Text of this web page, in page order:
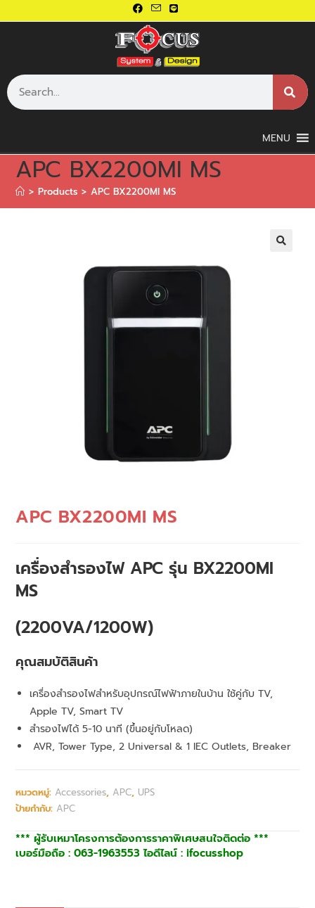
MENU
APC BX2200MI MS
> Products > APC BX2200MI MS
APC BX2200MI MS
เครื่องสำรองไฟ APC รุ่น BX2200MI
MS
(2200VA/1200W)
คุณสมบัติสินค้า
เครื่องสำรองไฟสำหรับอุปกรณ์ไฟฟ้าภายในบ้าน ใช้คู่กับ TV,
Apple TV, Smart TV
สำรองไฟได้ 5-10 นาที (ขึ้นอยู่กับโหลด)
AVR, Tower Type, 2 Universal & 1 IEC Outlets, Breaker
หมวดหมู่: Accessories, APC, UPS
ป้ายกำกับ: APC
*** ผู้รับเหมาโครงการต้องการราคาพิเศษสนใจติดต่อ ***
เบอร์มือถือ : 063-1963553 ไอดีไลน์ : ifocusshop